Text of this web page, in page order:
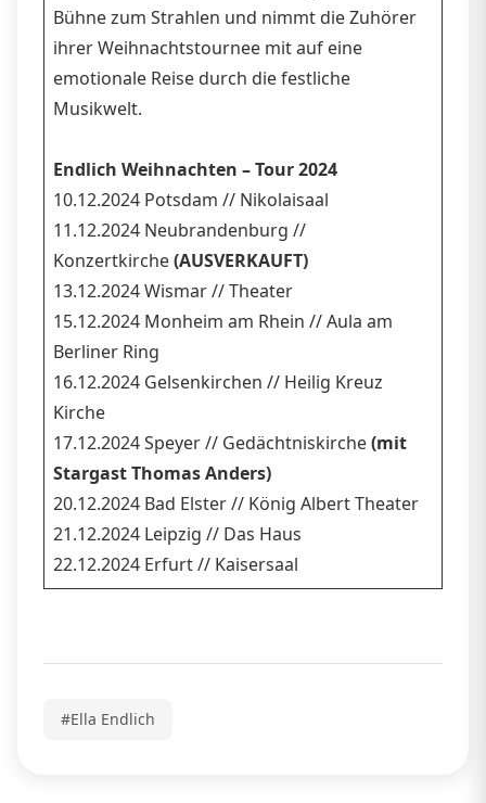
Bühne zum Strahlen und nimmt die Zuhörer
ihrer Weihnachtstournee mit auf eine
emotionale Reise durch die festliche
Musikwelt.
Endlich Weihnachten – Tour 2024
10.12.2024 Potsdam // Nikolaisaal
11.12.2024 Neubrandenburg //
Konzertkirche(AUSVERKAUFT)
13.12.2024 Wismar // Theater
15.12.2024 Monheim am Rhein // Aula am
Berliner Ring
16.12.2024 Gelsenkirchen // Heilig Kreuz
Kirche
17.12.2024 Speyer // Gedächtniskirche(mit
Stargast Thomas Anders)
20.12.2024 Bad Elster // König Albert Theater
21.12.2024 Leipzig // Das Haus
22.12.2024 Erfurt // Kaisersaal
#Ella Endlich